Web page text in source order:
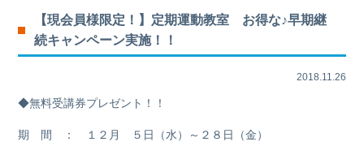
【現会員様限定！】定期運動教室 お得な♪早期継
続キャンペーン実施！！
2018.11.26
◆無料受講券プレゼント！！
期 間 ： １２月 ５日（水）～２８日（金）